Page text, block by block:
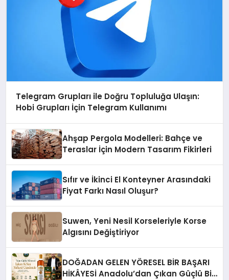
Telegram Grupları ile Doğru Topluluğa Ulaşın:
Hobi Grupları İçin Telegram Kullanımı
Ahşap Pergola Modelleri: Bahçe ve
Teraslar İçin Modern Tasarım Fikirleri
Sıfır ve İkinci El Konteyner Arasındaki
Fiyat Farkı Nasıl Oluşur?
Suwen, Yeni Nesil Korseleriyle Korse
Algısını Değiştiriyor
DOĞADAN GELEN YÖRESEL BİR BAŞARI
HİKÂYESİ Anadolu’dan Çıkan Güçlü Bir